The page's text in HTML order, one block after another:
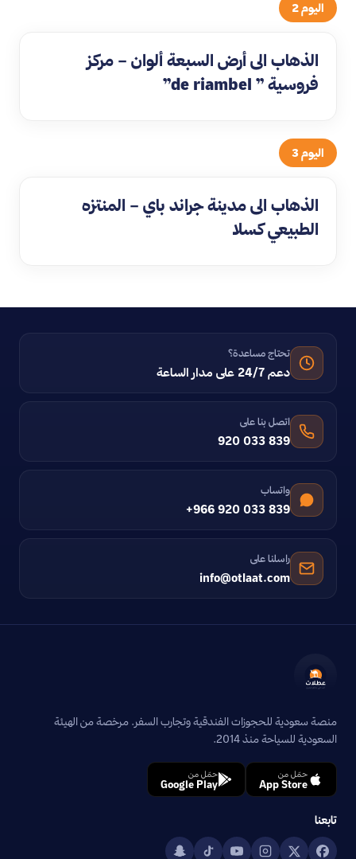
اليوم 2
الذهاب الى أرض السبعة ألوان – مركز
فروسية ” de riambel”
اليوم 3
الذهاب الى مدينة جراند باي – المنتزه
الطبيعي كسلا
تحتاج مساعدة؟
دعم 24/7 على مدار الساعة
اتصل بنا على
920 033 839
واتساب
+966 920 033 839
راسلنا على
info@otlaat.com
منصة سعودية للحجوزات الفندقية وتجارب السفر. مرخصة من الهيئة
السعودية للسياحة منذ 2014.
حمّل من
App Store
حمّل من
Google Play
تابعنا